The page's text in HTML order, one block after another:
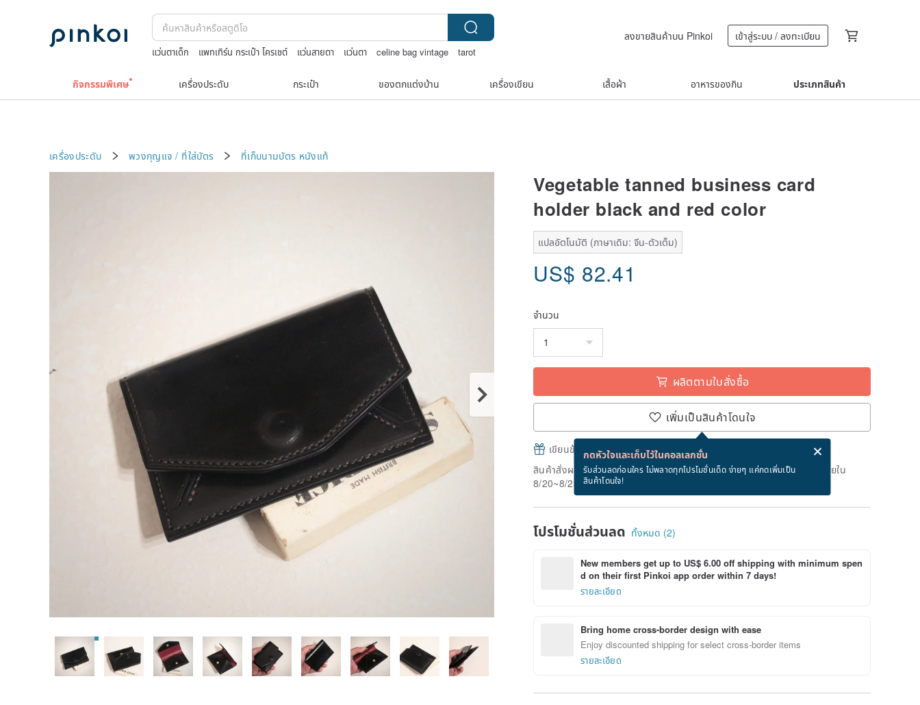
แว่นตาเด็ก แพทเทิร์น กระเป๋า โครเชต์ แว่นสายตา แว่นตา celine bag vintage
tarot
ลงขายสินค้าบน Pinkoi เข้าสู่ระบบ / ลงทะเบียน
กิจกรรมพิเศษ เครื่องประดับ กระเป๋า ของตกแต่งบ้าน เครื่องเขียน เสื้อผ้า อาหารของกิน ประเภทสินค้า
เครื่องประดับ พวงกุญแจ / ที่ใส่บัตร ที่เก็บนามบัตร หนังแท้
Vegetable tanned business card
holder black and red color
แปลอัตโนมัติ (ภาษาเดิม: จีน-ตัวเต็ม)
US$ 82.41
จำนวน
ผลิตตามใบสั่งซื้อ
เพิ่มเป็นสินค้าโดนใจ
กดหัวใจและเก็บไว้ในคอลเลกชั่น
รับส่วนลดก่อนใคร ไม่พลาดทุกโปรโมชั่นเด็ด ง่ายๆ แค่กดเพิ่มเป็น
สินค้าโดนใจ!
เขียนข้อความและส่ง eCard ฟรีเมื่อซื้อสินค้า!
สินค้าสั่งผลิต" ใช้เวลาผลิต 7 วันทำการหลังจากชำระเงิน สั่งตอนนี้จะได้รับภายใน
8/20~8/24
โปรโมชั่นส่วนลด ทั้งหมด (2)
New members get up to US$ 6.00 off shipping with minimum spen
d on their first Pinkoi app order within 7 days!
รายละเอียด
Bring home cross-border design with ease
Enjoy discounted shipping for select cross-border items
รายละเอียด